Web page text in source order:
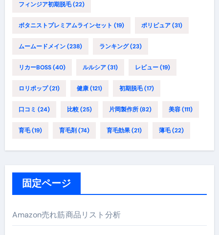
フィンジア初期脱毛(22)
ボタニストプレミアムラインセット (19) ポリピュア(31)
ムームードメイン(238) ランキング(23)
リカーBOSS(40) ルルシア(31) レビュー(19)
ロリポップ(21) 健康(121) 初期脱毛(17)
口コミ (24) 比較(25) 片岡製作所(82) 美容(111)
育毛(19) 育毛剤 (74) 育毛効果(21) 薄毛(22)
固定ページ
Amazon売れ筋商品リスト分析